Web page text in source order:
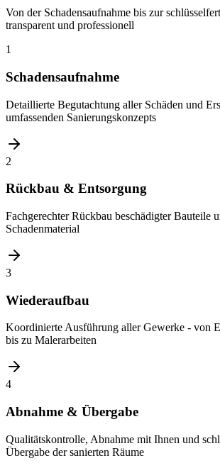
Von der Schadensaufnahme bis zur
transparent und professionell
1
Schadensaufnahme
Detaillierte Begutachtung aller Schäden und
umfassenden Sanierungskonzepts
2
Rückbau & Entsorgung
Fachgerechter Rückbau beschädigter Bauteile
Schadenmaterial
3
Wiederaufbau
Koordinierte Ausführung aller Gewerke - von
bis zu Malerarbeiten
4
Abnahme & Übergabe
Qualitätskontrolle, Abnahme mit Ihnen und
Übergabe der sanierten Räume